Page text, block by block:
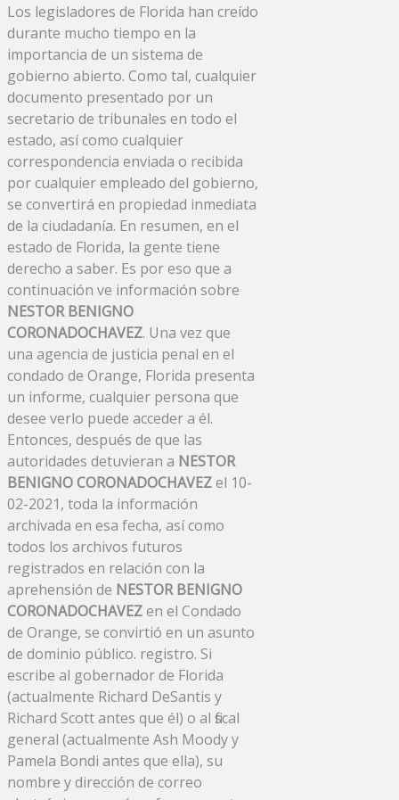
Los legisladores de Florida han creído
durante mucho tiempo en la
importancia de un sistema de
gobierno abierto. Como tal, cualquier
documento presentado por un
secretario de tribunales en todo el
estado, así como cualquier
correspondencia enviada o recibida
por cualquier empleado del gobierno,
se convertirá en propiedad inmediata
de la ciudadanía. En resumen, en el
estado de Florida, la gente tiene
derecho a saber. Es por eso que a
continuación ve información sobre
NESTOR BENIGNO
CORONADOCHAVEZ. Una vez que
una agencia de justicia penal en el
condado de Orange, Florida presenta
un informe, cualquier persona que
desee verlo puede acceder a él.
Entonces, después de que las
autoridades detuvieran a NESTOR
BENIGNO CORONADOCHAVEZel 10-
02-2021, toda la información
archivada en esa fecha, así como
todos los archivos futuros
registrados en relación con la
aprehensión de NESTOR BENIGNO
CORONADOCHAVEZen el Condado
de Orange, se convirtió en un asunto
de dominio público. registro. Si
escribe al gobernador de Florida
(actualmente Richard DeSantis y
Richard Scott antes que él) o al fiscal
general (actualmente Ash Moody y
Pamela Bondi antes que ella), su
nombre y dirección de correo